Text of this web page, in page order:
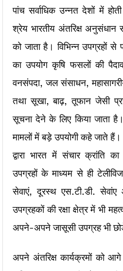
पांच सर्वाधिक उन्नत देशों में
श्रेय भारतीय अंतरिक्ष अनुसंधान
को जाता है। विभिन्न उपग्रहों से
का उपयोग कृषि फसलों की
वनसंपदा, जल संसाधन,
तथा सूखा, बाढ़, तूफान जेसी
सूचना देने के लिए किया जाता
मामलों में बड़े उपयोगी कहे जाते
द्वारा भारत में संचार क्रांति
उपग्रहों के माध्यम से ही
सेवाएं, दूरस्थ एस.टी.डी. सेवांए
उपग्रहकों की रक्षा क्षेत्र में भी
अपने-अपने जासूसी उपग्रह भी
अपने अंतरिक्ष कार्यक्रमों को